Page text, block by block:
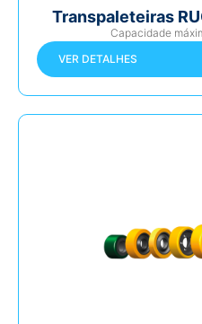
Transpaleteiras
Capacidade
VER DETALHES